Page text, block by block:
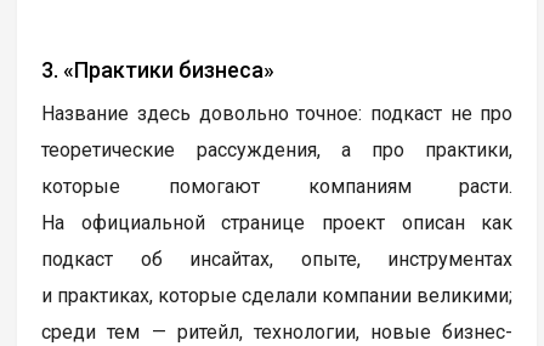
3. «Практики бизнеса»
Название здесь довольно точное: подкаст не про
теоретические рассуждения, а про практики,
которые помогают компаниям расти.
На официальной странице проект описан как
подкаст об инсайтах, опыте, инструментах
и практиках, которые сделали компании великими;
среди тем — ритейл, технологии, новые бизнес-